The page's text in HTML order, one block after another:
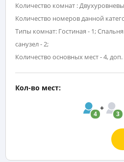
Количество комнат :
Количество номеров данной
Типы комнат: Гостиная - 1;
санузел - 2;
Количество основных мест - 4, доп.
Кол-во мест:
4 3